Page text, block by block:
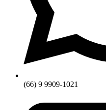
(66) 9 9909-1021